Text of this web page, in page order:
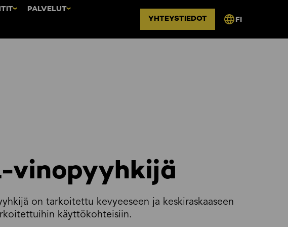
PALVELUT
YHTEYSTIEDOT FI
vinopyyhkijä
on tarkoitettu kevyeeseen ja keskiraskaaseen
käyttökohteisiin.